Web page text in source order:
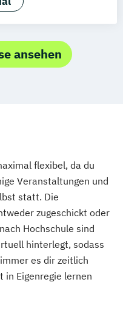
ansehen
flexibel, da du
Veranstaltungen und
statt. Die
zugeschickt oder
Hochschule sind
hinterlegt, sodass
es dir zeitlich
in Eigenregie lernen